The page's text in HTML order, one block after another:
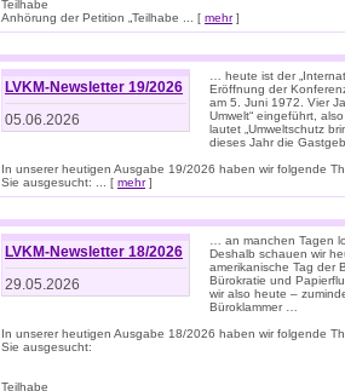
Teilhabe
Anhörung der Petition „Teilhabe ... [ mehr]
LVKM-Newsletter 19/2026
05.06.2026
… heute ist der
Eröffnung der
am 5. Juni 1972. Vier
Umwelt“ eingeführt,
lautet „Umweltschutz
dieses Jahr die
In unserer heutigen Ausgabe 19/2026 haben wir folgende
Sie ausgesucht: ... [ mehr]
LVKM-Newsletter 18/2026
29.05.2026
… an manchen Tagen
Deshalb schauen wir
amerikanische Tag der
Bürokratie und
wir also heute –
Büroklammer …
In unserer heutigen Ausgabe 18/2026 haben wir folgende
Sie ausgesucht:
Teilhabe